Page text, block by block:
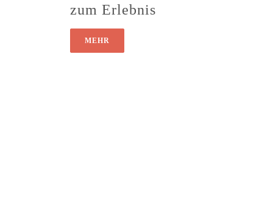
zum Erlebnis
MEHR